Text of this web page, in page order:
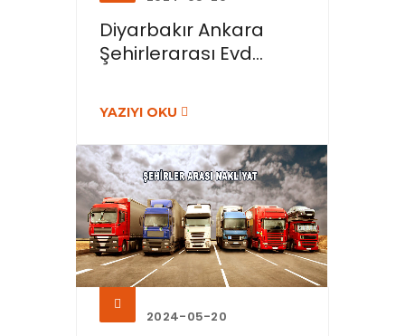
Diyarbakır Ankara
Şehirlerarası Evd...
YAZIYI OKU
2024-05-20